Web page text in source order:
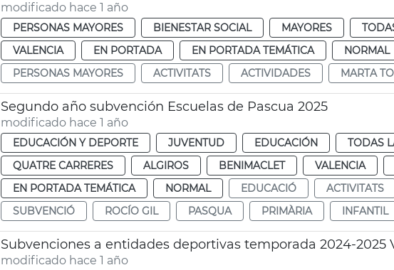
modificado hace 1 año
PERSONAS MAYORES BIENESTAR SOCIAL MAYORES
VALENCIA
EN PORTADA EN PORTADA TEMÁTICA NORMAL
PERSONAS MAYORES
ACTIVITATS ACTIVIDADES MARTA
Segundo año subvención Escuelas de Pascua 2025
modificado hace 1 año
EDUCACIÓN Y DEPORTE JUVENTUD EDUCACIÓN
TODAS
QUATRE CARRERES
ALGIROS BENIMACLET VALENCIA
EN PORTADA TEMÁTICA
NORMAL EDUCACIÓ ACTIVITATS
SUBVENCIÓ
ROCÍO GIL PASQUA PRIMÀRIA INFANTIL
Subvenciones a entidades deportivas temporada 2024-2025
modificado hace 1 año